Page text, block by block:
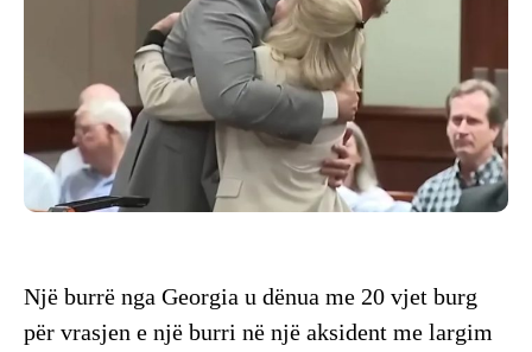
Një burrë nga Georgia u dënua me 20 vjet burg
për vrasjen e një burri në një aksident me largim